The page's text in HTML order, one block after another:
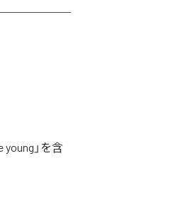
」を含